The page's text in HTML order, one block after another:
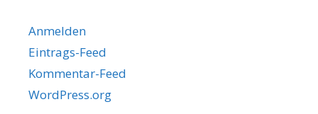
Anmelden
Eintrags-Feed
Kommentar-Feed
WordPress.org